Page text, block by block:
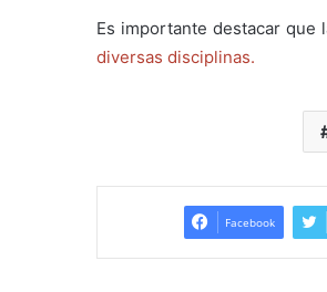
Es importante destacar que
diversas disciplinas.
Facebook